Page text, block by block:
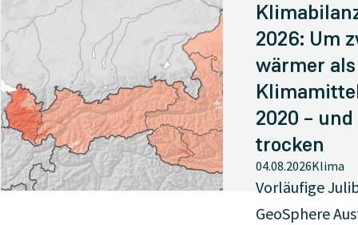
2026: Um
wärmer
2020 –
trocken
Vorläufige
GeoSphere
04.08.2026Klima